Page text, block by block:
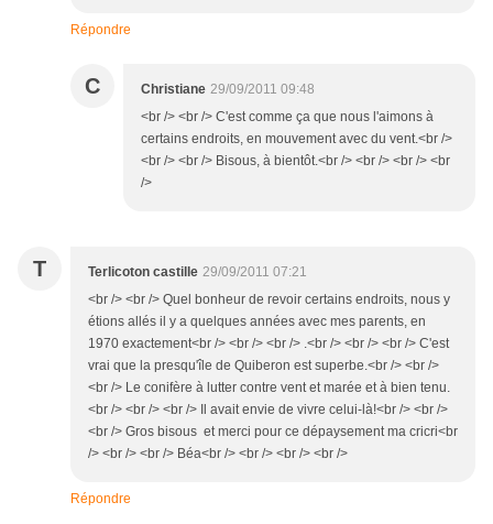
Répondre
C Christiane 29/09/2011 09:48
<br /> <br /> C'est comme ça que nous l'aimons à
certains endroits, en mouvement avec du vent.<br />
<br /> <br /> Bisous, à bientôt.<br /> <br /> <br /> <br
/>
T Terlicoton castille 29/09/2011 07:21
<br /> <br /> Quel bonheur de revoir certains endroits, nous y
étions allés il y a quelques années avec mes parents, en
1970 exactement<br /> <br /> <br /> .<br /> <br /> <br /> C'est
vrai que la presqu'île de Quiberon est superbe.<br /> <br />
<br /> Le conifère à lutter contre vent et marée et à bien tenu.
<br /> <br /> <br /> Il avait envie de vivre celui-là!<br /> <br />
<br /> Gros bisous et merci pour ce dépaysement ma cricri<br
/> <br /> <br /> Béa<br /> <br /> <br /> <br />
Répondre